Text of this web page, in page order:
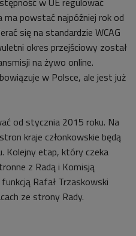
ma powstać najpóźniej rok od
się na standardzie WCAG
okres przejściowy został
na żywo online.
w Polsce, ale jest już
od stycznia 2015 roku. Na
kraje członkowskie będą
Kolejny etap, który czeka
z Radą i Komisją
Rafał Trzaskowski
ze strony Rady.